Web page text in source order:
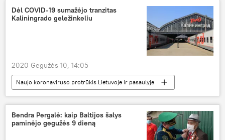
Dėl COVID-19 sumažėjo tranzitas
Kaliningrado geležinkeliu
2020 Gegužės 10, 14:05
Naujo koronaviruso protrūkis Lietuvoje ir pasaulyje
Ekonomika
koronavirusas
Kaliningradas
geležinkelis tranzitas
Bendra Pergalė: kaip Baltijos šalys
paminėjo gegužės 9 dieną